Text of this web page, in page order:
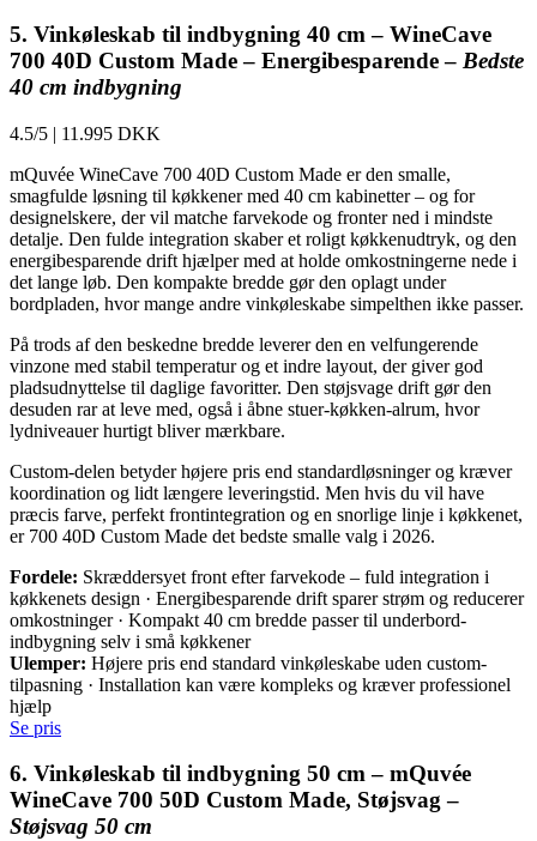
5. Vinkøleskab til indbygning 40 cm – WineCave
700 40D Custom Made – Energibesparende – Bedste
40 cm indbygning
4.5/5 | 11.995 DKK
mQuvée WineCave 700 40D Custom Made er den smalle,
smagfulde løsning til køkkener med 40 cm kabinetter – og for
designelskere, der vil matche farvekode og fronter ned i mindste
detalje. Den fulde integration skaber et roligt køkkenudtryk, og den
energibesparende drift hjælper med at holde omkostningerne nede i
det lange løb. Den kompakte bredde gør den oplagt under
bordpladen, hvor mange andre vinkøleskabe simpelthen ikke passer.
På trods af den beskedne bredde leverer den en velfungerende
vinzone med stabil temperatur og et indre layout, der giver god
pladsudnyttelse til daglige favoritter. Den støjsvage drift gør den
desuden rar at leve med, også i åbne stuer-køkken-alrum, hvor
lydniveauer hurtigt bliver mærkbare.
Custom-delen betyder højere pris end standardløsninger og kræver
koordination og lidt længere leveringstid. Men hvis du vil have
præcis farve, perfekt frontintegration og en snorlige linje i køkkenet,
er 700 40D Custom Made det bedste smalle valg i 2026.
Fordele: Skræddersyet front efter farvekode – fuld integration i
køkkenets design · Energibesparende drift sparer strøm og reducerer
omkostninger · Kompakt 40 cm bredde passer til underbord-
indbygning selv i små køkkener
Ulemper: Højere pris end standard vinkøleskabe uden custom-
tilpasning · Installation kan være kompleks og kræver professionel
hjælp
Se pris
6. Vinkøleskab til indbygning 50 cm – mQuvée
WineCave 700 50D Custom Made, Støjsvag –
Støjsvag 50 cm